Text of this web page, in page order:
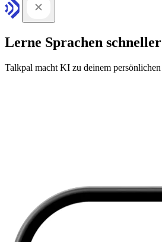
Lerne Sprachen
Talkpal macht KI zu deinem persönlichen